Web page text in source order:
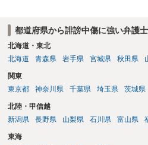
都道府県から誹謗中傷に強い弁護
北海道・東北
北海道
青森県 岩手県 宮城県 秋田県
関東
東京都
神奈川県 千葉県 埼玉県 茨城県
北陸・甲信越
新潟県
長野県 山梨県 石川県 富山県
東海